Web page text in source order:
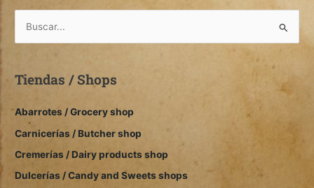
c
Tiendas / Shops
Abarrotes / Grocery shop
Carnicerías / Butcher shop
Cremerías / Dairy products shop
Dulcerías / Candy and Sweets shops